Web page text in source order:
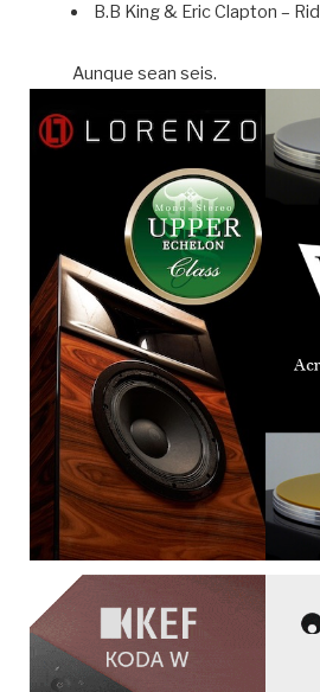
B.B King & Eric Clapton –
Aunque sean seis.